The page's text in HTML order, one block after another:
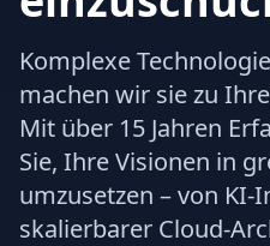
Komplexe
machen wir sie zu
Mit über 15 Jahren
Sie, Ihre Visionen in
umzusetzen – von KI-
skalierbarer Cloud-